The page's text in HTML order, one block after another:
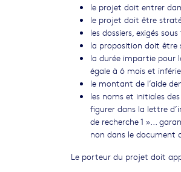
le projet doit entrer
le projet doit être
les dossiers, exigés
la proposition doit être
la durée impartie pour
égale à 6 mois et
le montant de l’aide
les noms et initiales
figurer dans la lettre
de recherche 1 »...
non dans le document
Le porteur du projet doit